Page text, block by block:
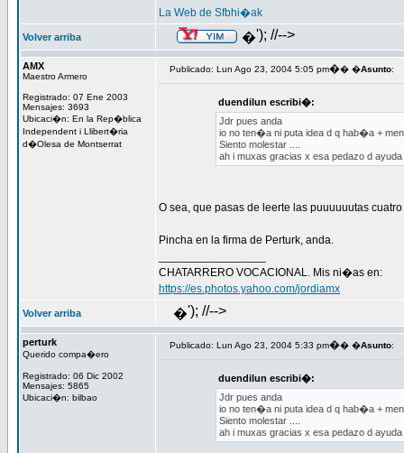
La Web de Sfbhi�ak
Volver arriba �'); //-->
AMX
Maestro Armero
Registrado: 07 Ene 2003
Mensajes: 3693
Ubicaci�n: En la Rep�blica
Independent i Llibert�ria
d�Olesa de Montserrat
Publicado: Lun Ago 23, 2004 5:05 pm�� �Asunto:
duendilun escribi�:
Jdr pues anda
io no ten�a ni puta idea d q hab�a +
Siento molestar ....
ah i muxas gracias x esa pedazo d
O sea, que pasas de leerte las puuuuuutas
Pincha en la firma de Perturk, anda.
CHATARRERO VOCACIONAL. Mis ni�as en:
https://es.photos.yahoo.com/jordiamx
Volver arriba �'); //-->
perturk
Querido compa�ero
Registrado: 06 Dic 2002
Mensajes: 5865
Ubicaci�n: bilbao
Publicado: Lun Ago 23, 2004 5:33 pm�� �Asunto:
duendilun escribi�:
Jdr pues anda
io no ten�a ni puta idea d q hab�a +
Siento molestar ....
ah i muxas gracias x esa pedazo d